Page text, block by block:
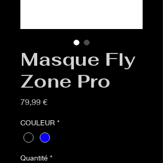
Masque Fly
Zone Pro
79,99 €Prix
COULEUR *
Quantité *